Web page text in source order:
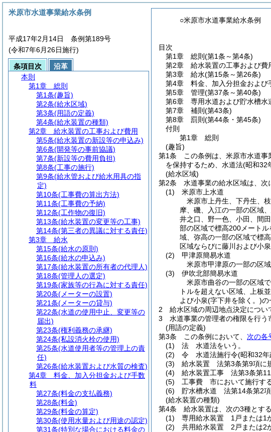
○米原市水道事業給水条例
目次
第1章
総則 (第1条～第4条)
第2章
給水装置の工事および費
第3章
給水(第15条～第26条)
第4章
料金、加入分担金および
第5章
管理(第37条～第40条)
第6章
専用水道および貯水槽水
第7章
補則 (第43条)
第8章
罰則 (第44条・第45条)
付則
第1章
総則
(趣旨)
第1条
この条例は、米原市水道事
を保持するため、水道法(昭和32
(給水区域)
第2条
水道事業の給水区域は、次
(1)
米原市上水道
米原市上丹生、下丹生、
摩、磯、入江の一部の区域
井之口、野一色、小田、間
部の区域で標高200メート
域、弥高の一部の区域で標
区域ならびに藤川および小
(2)
甲津原簡易水道
米原市甲津原の一部の区
(3)
伊吹北部簡易水道
米原市曲谷の一部の区域
トルを超えない区域、上板
よび小泉(字下井を除く。)の
2
給水区域の周辺地点決定につい
3
水道事業の管理者の権限を行う
(用語の定義)
第3条
この条例において、 次の各
(1)
法 水道法をいう。
(2)
令 水道法施行令(昭和32
(3)
給水装置 法第3条第9項に
(4)
給水装置工事 法第3条第11
(5)
工事費 市において施行す
(6)
貯水槽水道 法第14条第2項
(給水装置の種類)
第4条
給水装置は、次の3種とする
(1)
専用給水装置 1戸または1
(2)
共用給水装置 2戸または2
米原市水道事業給水条例
平成17年2月14日 条例第189号
(令和7年6月26日施行)
条項目次
沿革
本則
第1章
総則
第1条(趣旨)
第2条(給水区域)
第3条(用語の定義)
第4条(給水装置の種類)
第2章
給水装置の工事および費用
第5条(給水装置の新設等の申込み)
第6条(開発等の事前協議)
第7条(新設等の費用負担)
第8条(工事の施行)
第9条(給水管および給水用具の指
定)
第10条(工事費の算出方法)
第11条(工事費の予納)
第12条(工作物の復旧)
第13条(給水装置の変更等の工事)
第14条(第三者の異議に対する責任)
第3章
給水
第15条(給水の原則)
第16条(給水の申込み)
第17条(給水装置の所有者の代理人)
第18条(管理人の選定)
第19条(家族等の行為に対する責任)
第20条(メーターの設置)
第21条(メーターの貸与)
第22条(水道の使用中止、変更等の
届出)
第23条(権利義務の承継)
第24条(私設消火栓の使用)
第25条(水道使用者等の管理上の責
任)
第26条(給水装置および水質の検査)
第4章
料金、加入分担金および手数
料
第27条(料金の支払義務)
第28条(料金)
第29条(料金の算定)
第30条(使用水量および用途の認定)
第31条(特別な場合における料金の